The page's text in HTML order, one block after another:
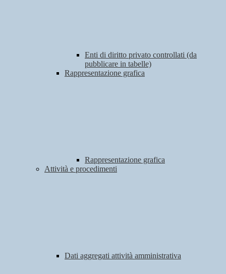
Enti di diritto privato controllati (da
pubblicare in tabelle)
Rappresentazione grafica
Rappresentazione grafica
Attività e procedimenti
Dati aggregati attività amministrativa